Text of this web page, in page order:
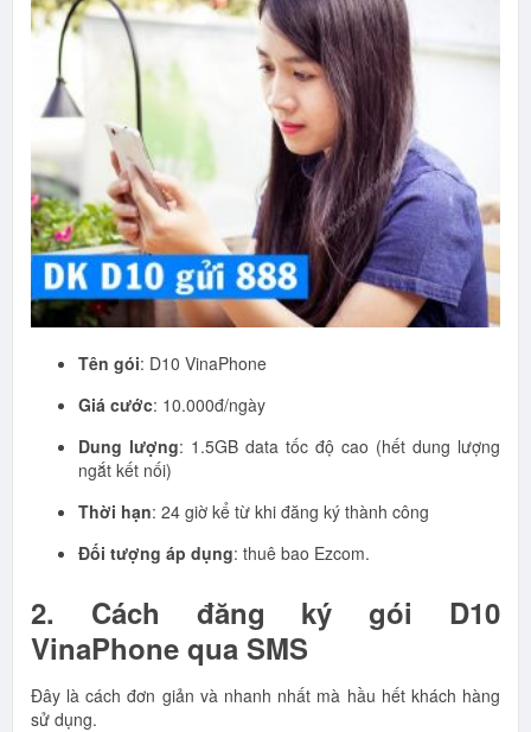
Tên gói: D10 VinaPhone
Giá cước: 10.000đ/ngày
Dung lượng: 1.5GB data tốc độ cao (hết dung lượng
ngắt kết nối)
Thời hạn: 24 giờ kể từ khi đăng ký thành công
Đối tượng áp dụng: thuê bao Ezcom.
2. Cách đăng ký gói D10
VinaPhone qua SMS
Đây là cách đơn giản và nhanh nhất mà hầu hết khách hàng
sử dụng.